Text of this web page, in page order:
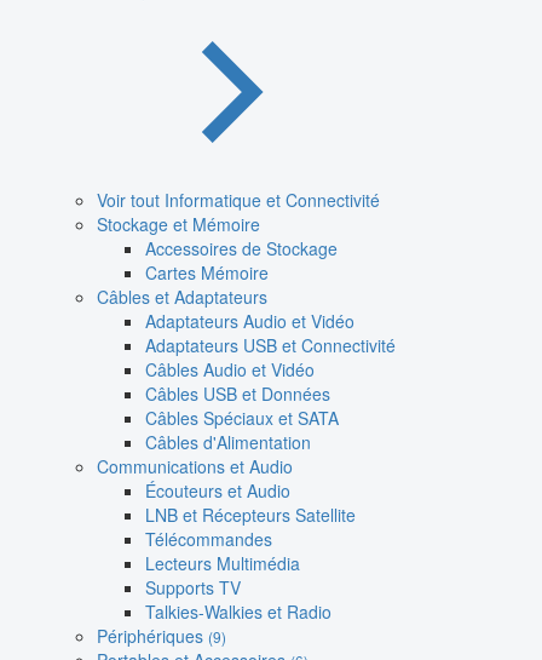
Voir tout Informatique et Connectivité
Stockage et Mémoire
Accessoires de Stockage
Cartes Mémoire
Câbles et Adaptateurs
Adaptateurs Audio et Vidéo
Adaptateurs USB et Connectivité
Câbles Audio et Vidéo
Câbles USB et Données
Câbles Spéciaux et SATA
Câbles d'Alimentation
Communications et Audio
Écouteurs et Audio
LNB et Récepteurs Satellite
Télécommandes
Lecteurs Multimédia
Supports TV
Talkies-Walkies et Radio
Périphériques (9)